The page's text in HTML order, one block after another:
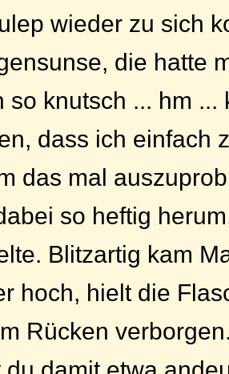
wieder zu sich
die hatte
so knutsch ... hm ...
dass ich einfach
das mal
so heftig
Blitzartig kam
hoch, hielt die
Rücken